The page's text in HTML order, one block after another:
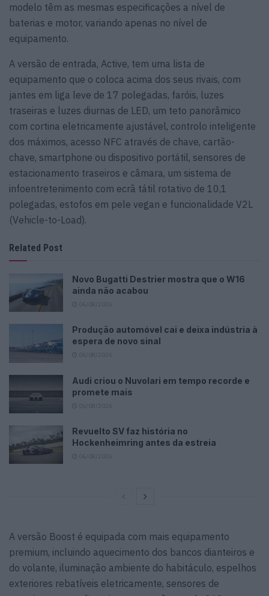
modelo têm as mesmas especificações a nível de
baterias e motor, variando apenas no nível de
equipamento.
A versão de entrada, Active, tem uma lista de
equipamento que o coloca acima dos seus rivais, com
jantes em liga leve de 17 polegadas, faróis, luzes
traseiras e luzes diurnas de LED, um teto panorâmico
com cortina eletricamente ajustável, controlo inteligente
dos máximos, acesso NFC através de chave, cartão-
chave, smartphone ou dispositivo portátil, sensores de
estacionamento traseiros e câmara, um sistema de
infoentretenimento com ecrã tátil rotativo de 10,1
polegadas, estofos em pele vegan e funcionalidade V2L
(Vehicle-to-Load).
Related Post
Novo Bugatti Destrier mostra que o W16
ainda não acabou
Produção automóvel cai e deixa indústria à
espera de novo sinal
Audi criou o Nuvolari em tempo recorde e
promete mais
Revuelto SV faz história no
Hockenheimring antes da estreia
A versão Boost é equipada com mais equipamento
premium, incluindo aquecimento dos bancos dianteiros e
do volante, iluminação ambiente do habitáculo, espelhos
exteriores rebatíveis eletricamente, sensores de